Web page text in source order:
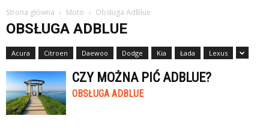
Strona główna Moto Obsługa AdBlue
OBSŁUGA ADBLUE
Acura Citroen Daewoo Dodge Kia Łada Lexus
CZY MOŻNA PIĆ ADBLUE?
OBSŁUGA ADBLUE